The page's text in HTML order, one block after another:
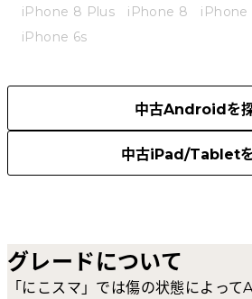
iPhone 8 Plus
iPhone 8 iPhone
iPhone 6s
中古Androidを
中古iPad/Tablet
グレードについて
「にこスマ」では傷の状態によって